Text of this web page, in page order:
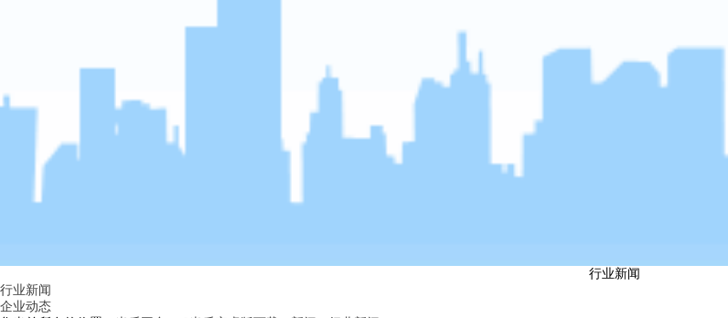
行业新闻
行业新闻
企业动态